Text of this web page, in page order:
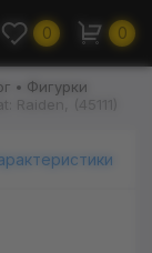
0 0
Фигурки
Raiden, (45111)